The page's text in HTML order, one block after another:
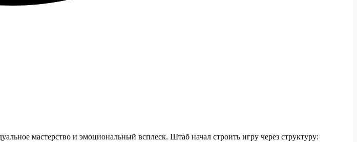
мастерство и эмоциональный всплеск. Штаб начал строить игру через структуру: